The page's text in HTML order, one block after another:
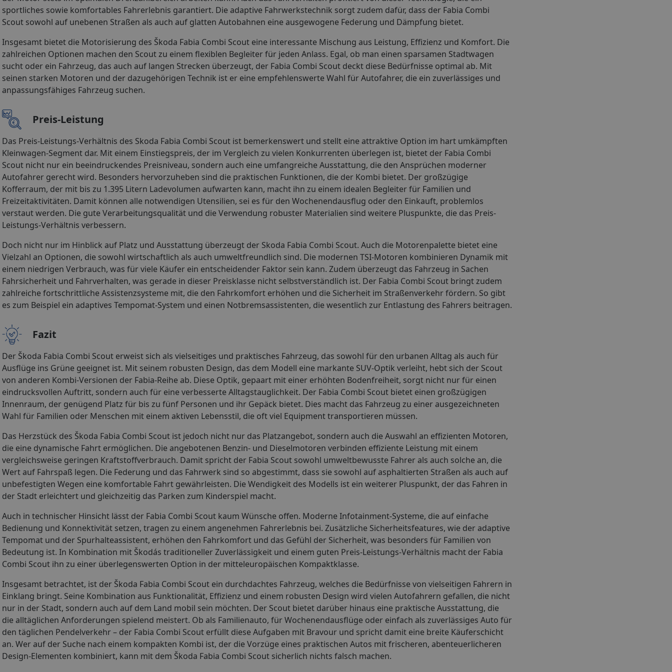
sportliches sowie komfortables Fahrerlebnis garantiert. Die adaptive Fahrwerkstechnik sorgt zudem dafür, dass der Fabia Combi
Scout sowohl auf unebenen Straßen als auch auf glatten Autobahnen eine ausgewogene Federung und Dämpfung bietet.
Insgesamt bietet die Motorisierung des Škoda Fabia Combi Scout eine interessante Mischung aus Leistung, Effizienz und Komfort. Die
zahlreichen Optionen machen den Scout zu einem flexiblen Begleiter für jeden Anlass. Egal, ob man einen sparsamen Stadtwagen
sucht oder ein Fahrzeug, das auch auf langen Strecken überzeugt, der Fabia Combi Scout deckt diese Bedürfnisse optimal ab. Mit
seinen starken Motoren und der dazugehörigen Technik ist er eine empfehlenswerte Wahl für Autofahrer, die ein zuverlässiges und
anpassungsfähiges Fahrzeug suchen.
Preis-Leistung
Das Preis-Leistungs-Verhältnis des Skoda Fabia Combi Scout ist bemerkenswert und stellt eine attraktive Option im hart umkämpften
Kleinwagen-Segment dar. Mit einem Einstiegspreis, der im Vergleich zu vielen Konkurrenten überlegen ist, bietet der Fabia Combi
Scout nicht nur ein beeindruckendes Preisniveau, sondern auch eine umfangreiche Ausstattung, die den Ansprüchen moderner
Autofahrer gerecht wird. Besonders hervorzuheben sind die praktischen Funktionen, die der Kombi bietet. Der großzügige
Kofferraum, der mit bis zu 1.395 Litern Ladevolumen aufwarten kann, macht ihn zu einem idealen Begleiter für Familien und
Freizeitaktivitäten. Damit können alle notwendigen Utensilien, sei es für den Wochenendausflug oder den Einkauft, problemlos
verstaut werden. Die gute Verarbeitungsqualität und die Verwendung robuster Materialien sind weitere Pluspunkte, die das Preis-
Leistungs-Verhältnis verbessern.
Doch nicht nur im Hinblick auf Platz und Ausstattung überzeugt der Skoda Fabia Combi Scout. Auch die Motorenpalette bietet eine
Vielzahl an Optionen, die sowohl wirtschaftlich als auch umweltfreundlich sind. Die modernen TSI-Motoren kombinieren Dynamik mit
einem niedrigen Verbrauch, was für viele Käufer ein entscheidender Faktor sein kann. Zudem überzeugt das Fahrzeug in Sachen
Fahrsicherheit und Fahrverhalten, was gerade in dieser Preisklasse nicht selbstverständlich ist. Der Fabia Combi Scout bringt zudem
zahlreiche fortschrittliche Assistenzsysteme mit, die den Fahrkomfort erhöhen und die Sicherheit im Straßenverkehr fördern. So gibt
es zum Beispiel ein adaptives Tempomat-System und einen Notbremsassistenten, die wesentlich zur Entlastung des Fahrers beitragen.
Fazit
Der Škoda Fabia Combi Scout erweist sich als vielseitiges und praktisches Fahrzeug, das sowohl für den urbanen Alltag als auch für
Ausflüge ins Grüne geeignet ist. Mit seinem robusten Design, das dem Modell eine markante SUV-Optik verleiht, hebt sich der Scout
von anderen Kombi-Versionen der Fabia-Reihe ab. Diese Optik, gepaart mit einer erhöhten Bodenfreiheit, sorgt nicht nur für einen
eindrucksvollen Auftritt, sondern auch für eine verbesserte Alltagstauglichkeit. Der Fabia Combi Scout bietet einen großzügigen
Innenraum, der genügend Platz für bis zu fünf Personen und ihr Gepäck bietet. Dies macht das Fahrzeug zu einer ausgezeichneten
Wahl für Familien oder Menschen mit einem aktiven Lebensstil, die oft viel Equipment transportieren müssen.
Das Herzstück des Škoda Fabia Combi Scout ist jedoch nicht nur das Platzangebot, sondern auch die Auswahl an effizienten Motoren,
die eine dynamische Fahrt ermöglichen. Die angebotenen Benzin- und Dieselmotoren verbinden effiziente Leistung mit einem
vergleichsweise geringen Kraftstoffverbrauch. Damit spricht der Fabia Scout sowohl umweltbewusste Fahrer als auch solche an, die
Wert auf Fahrspaß legen. Die Federung und das Fahrwerk sind so abgestimmt, dass sie sowohl auf asphaltierten Straßen als auch auf
unbefestigten Wegen eine komfortable Fahrt gewährleisten. Die Wendigkeit des Modells ist ein weiterer Pluspunkt, der das Fahren in
der Stadt erleichtert und gleichzeitig das Parken zum Kinderspiel macht.
Auch in technischer Hinsicht lässt der Fabia Combi Scout kaum Wünsche offen. Moderne Infotainment-Systeme, die auf einfache
Bedienung und Konnektivität setzen, tragen zu einem angenehmen Fahrerlebnis bei. Zusätzliche Sicherheitsfeatures, wie der adaptive
Tempomat und der Spurhalteassistent, erhöhen den Fahrkomfort und das Gefühl der Sicherheit, was besonders für Familien von
Bedeutung ist. In Kombination mit Škodás traditioneller Zuverlässigkeit und einem guten Preis-Leistungs-Verhältnis macht der Fabia
Combi Scout ihn zu einer überlegenswerten Option in der mitteleuropäischen Kompaktklasse.
Insgesamt betrachtet, ist der Škoda Fabia Combi Scout ein durchdachtes Fahrzeug, welches die Bedürfnisse von vielseitigen Fahrern in
Einklang bringt. Seine Kombination aus Funktionalität, Effizienz und einem robusten Design wird vielen Autofahrern gefallen, die nicht
nur in der Stadt, sondern auch auf dem Land mobil sein möchten. Der Scout bietet darüber hinaus eine praktische Ausstattung, die
die alltäglichen Anforderungen spielend meistert. Ob als Familienauto, für Wochenendausflüge oder einfach als zuverlässiges Auto für
den täglichen Pendelverkehr – der Fabia Combi Scout erfüllt diese Aufgaben mit Bravour und spricht damit eine breite Käuferschicht
an. Wer auf der Suche nach einem kompakten Kombi ist, der die Vorzüge eines praktischen Autos mit frischeren, abenteuerlicheren
Design-Elementen kombiniert, kann mit dem Škoda Fabia Combi Scout sicherlich nichts falsch machen.